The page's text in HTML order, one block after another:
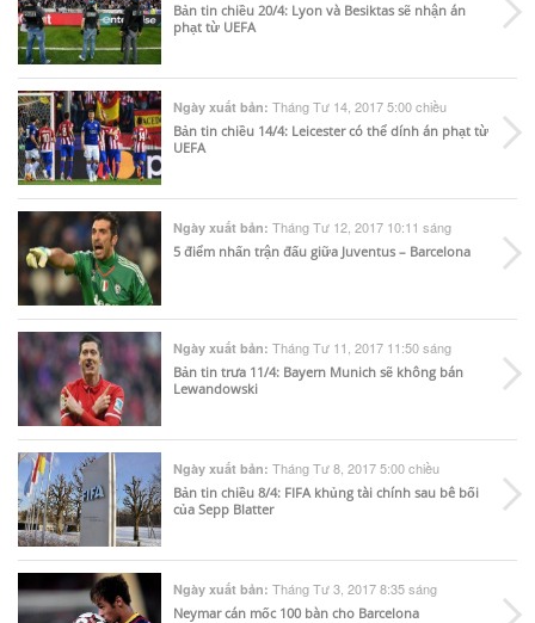
Bản tin chiều 20/4: Lyon và Besiktas sẽ nhận án
phạt từ UEFA
Ngày xuất bản: Tháng Tư 14, 2017 5:00 chiều
Bản tin chiều 14/4: Leicester có thể dính án phạt từ
UEFA
Ngày xuất bản: Tháng Tư 12, 2017 10:11 sáng
5 điểm nhấn trận đấu giữa Juventus – Barcelona
Ngày xuất bản: Tháng Tư 11, 2017 11:50 sáng
Bản tin trưa 11/4: Bayern Munich sẽ không bán
Lewandowski
Ngày xuất bản: Tháng Tư 8, 2017 5:00 chiều
Bản tin chiều 8/4: FIFA khủng tài chính sau bê bối
của Sepp Blatter
Ngày xuất bản: Tháng Tư 3, 2017 8:35 sáng
Neymar cán mốc 100 bàn cho Barcelona